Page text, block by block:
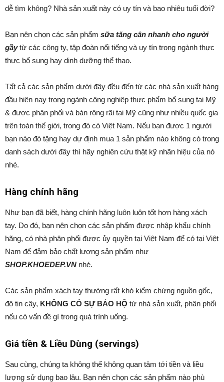
dễ tìm không? Nhà sản xuất này có uy tín và bao nhiêu tuổi đời?
Bạn nên chọn các sản phẩm sữa tăng cân nhanh cho người
gầytừ các công ty, tập đoàn nổi tiếng và uy tín trong ngành thực
thực bổ sung hay dinh dưỡng thể thao.
Tất cả các sản phẩm dưới đây đều đến từ các nhà sản xuất hàng
đầu hiện nay trong ngành công nghiệp thực phẩm bổ sung tại Mỹ
& được phân phối và bán rộng rãi tại Mỹ cũng như nhiều quốc gia
trên toàn thế giới, trong đó có Việt Nam. Nếu bạn được 1 người
bạn nào đó tặng hay dự định mua 1 sản phẩm nào không có trong
danh sách dưới đây thì hãy nghiên cứu thật kỹ nhãn hiệu của nó
nhé.
Hàng chính hãng
Như bạn đã biết, hàng chính hãng luôn luôn tốt hơn hàng xách
tay. Do đó, bạn nên chọn các sản phẩm được nhập khẩu chính
hãng, có nhà phân phối được ủy quyền tại Việt Nam để có tại Việt
Nam để đảm bảo chất lượng sản phẩm như
SHOP.KHOEDEP.VN nhé.
Các sản phẩm xách tay thường rất khó kiểm chứng nguồn gốc,
độ tin cậy, KHÔNG CÓ SỰ BẢO HỘ từ nhà sản xuất, phân phối
nếu có vấn đề gì trong quá trình uống.
Giá tiền & Liều Dùng (servings)
Sau cùng, chúng ta không thể không quan tâm tới tiền và liều
lượng sử dụng bao lâu. Bạn nên chọn các sản phẩm nào phù